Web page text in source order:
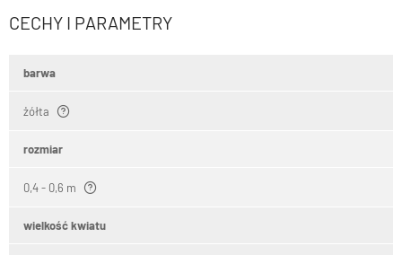
CECHY I PARAMETRY
barwa
żółta
rozmiar
0,4 - 0,6 m
wielkość kwiatu